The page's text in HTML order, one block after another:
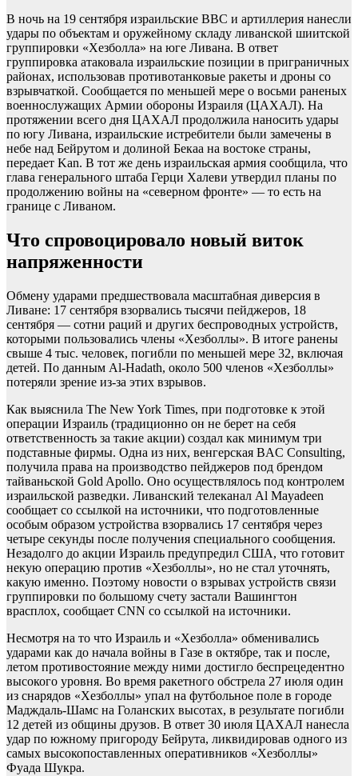
В ночь на 19 сентября израильские ВВС и артиллерия нанесли
удары по объектам и оружейному складу ливанской шиитской
группировки «Хезболла» на юге Ливана. В ответ
группировка атаковала израильские позиции в приграничных
районах, использовав противотанковые ракеты и дроны со
взрывчаткой. Сообщается по меньшей мере о восьми раненых
военнослужащих Армии обороны Израиля (ЦАХАЛ). На
протяжении всего дня ЦАХАЛ продолжила наносить удары
по югу Ливана, израильские истребители были замечены в
небе над Бейрутом и долиной Бекаа на востоке страны,
передает Kan. В тот же день израильская армия сообщила, что
глава генерального штаба Герци Халеви утвердил планы по
продолжению войны на «северном фронте» — то есть на
границе с Ливаном.
Что спровоцировало новый виток
напряженности
Обмену ударами предшествовала масштабная диверсия в
Ливане: 17 сентября взорвались тысячи пейджеров, 18
сентября — сотни раций и других беспроводных устройств,
которыми пользовались члены «Хезболлы». В итоге ранены
свыше 4 тыс. человек, погибли по меньшей мере 32, включая
детей. По данным Al-Hadath, около 500 членов «Хезболлы»
потеряли зрение из-за этих взрывов.
Как выяснила The New York Times, при подготовке к этой
операции Израиль (традиционно он не берет на себя
ответственность за такие акции) создал как минимум три
подставные фирмы. Одна из них, венгерская BAC Consulting,
получила права на производство пейджеров под брендом
тайваньской Gold Apollo. Оно осуществлялось под контролем
израильской разведки. Ливанский телеканал Al Mayadeen
сообщает со ссылкой на источники, что подготовленные
особым образом устройства взорвались 17 сентября через
четыре секунды после получения специального сообщения.
Незадолго до акции Израиль предупредил США, что готовит
некую операцию против «Хезболлы», но не стал уточнять,
какую именно. Поэтому новости о взрывах устройств связи
группировки по большому счету застали Вашингтон
врасплох, сообщает CNN со ссылкой на источники.
Несмотря на то что Израиль и «Хезболла» обменивались
ударами как до начала войны в Газе в октябре, так и после,
летом противостояние между ними достигло беспрецедентно
высокого уровня. Во время ракетного обстрела 27 июля один
из снарядов «Хезболлы» упал на футбольное поле в городе
Мадждаль-Шамс на Голанских высотах, в результате погибли
12 детей из общины друзов. В ответ 30 июля ЦАХАЛ нанесла
удар по южному пригороду Бейрута, ликвидировав одного из
самых высокопоставленных оперативников «Хезболлы»
Фуада Шукра.